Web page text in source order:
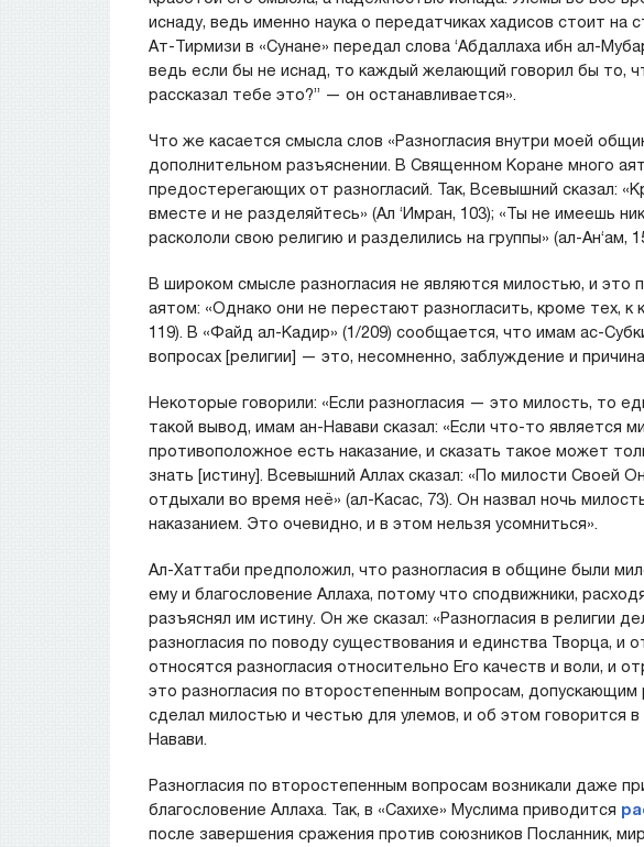
иснаду, ведь именно наука о передатчиках хадисов стоит на
Ат-Тирмизи в «Сунане» передал слова ‘Абдаллаха ибн ал-
ведь если бы не иснад, то каждый желающий говорил бы то,
рассказал тебе это?” — он останавливается».
Что же касается смысла слов «Разногласия внутри моей
дополнительном разъяснении. В Священном Коране много
предостерегающих от разногласий. Так, Всевышний сказал:
вместе и не разделяйтесь» (Ал ‘Имран, 103); «Ты не имеешь
раскололи свою религию и разделились на группы» (ал-Ан‘ам,
В широком смысле разногласия не являются милостью, и это
аятом: «Однако они не перестают разногласить, кроме тех, к
119). В «Файд ал-Кадир» (1/209) сообщается, что имам ас-
вопросах [религии] — это, несомненно, заблуждение и
Некоторые говорили: «Если разногласия — это милость, то
такой вывод, имам ан-Навави сказал: «Если что-то является
противоположное есть наказание, и сказать такое может
знать [истину]. Всевышний Аллах сказал: «По милости Своей
отдыхали во время неё» (ал-Касас, 73). Он назвал ночь
наказанием. Это очевидно, и в этом нельзя усомниться».
Ал-Хаттаби предположил, что разногласия в общине были
ему и благословение Аллаха, потому что сподвижники,
разъяснял им истину. Он же сказал: «Разногласия в религии
разногласия по поводу существования и единства Творца, и
относятся разногласия относительно Его качеств и воли, и
это разногласия по второстепенным вопросам,
сделал милостью и честью для улемов, и об этом говорится
Навави.
Разногласия по второстепенным вопросам возникали даже
благословение Аллаха. Так, в «Сахихе» Муслима приводится
после завершения сражения против союзников Посланник,